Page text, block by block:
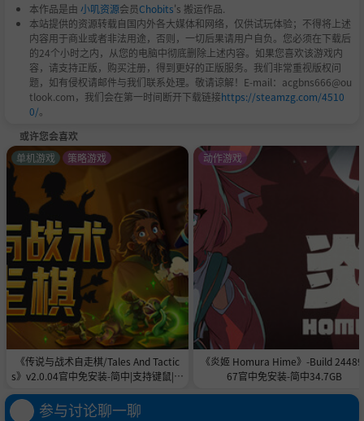
本作品是由 小叽资源会员Chobits's 搬运作品.
本站提供的资源转载自国内外各大媒体和网络，仅供试玩体验；不得将上述
内容用于商业或者非法用途，否则，一切后果请用户自负。您必须在下载后
的24个小时之内，从您的电脑中彻底删除上述内容。如果您喜欢该游戏内
容，请支持正版，购买注册，得到更好的正版服务。我们非常重视版权问
题，如有侵权请邮件与我们联系处理。敬请谅解！E-mail：acgbns666@ou
tlook.com，我们会在第一时间断开下载链接https://steamzg.com/4510
0/。
或许您会喜欢
《传说与战术自走棋/Tales And Tactic
s》v2.0.04官中免安装-简中|支持键鼠|容
单机游戏 策略游戏
《炎姬 Homura Hime》-Build
67官中免安装-简中34.7GB
动作游戏
参与讨论聊一聊